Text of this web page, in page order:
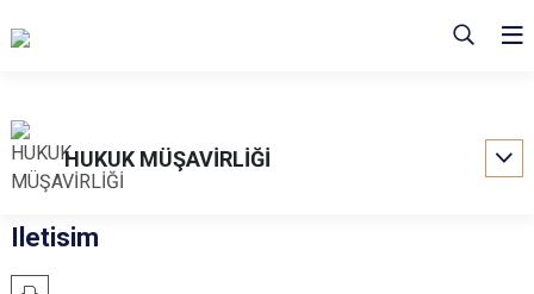
HUKUK MÜŞAVİRLİĞİ
Iletisim